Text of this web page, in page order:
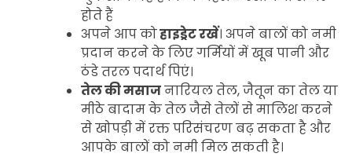
होते हैं
अपने आप कोहाइड्रेट रखें। अपने बालों को नमी
प्रदान करने के लिए गर्मियों में खूब पानी और
ठंडे तरल पदार्थ पिएं।
तेल की मसाजनारियल तेल, जैतून का तेल या
मीठे बादाम के तेल जैसे तेलों से मालिश करने
से खोपड़ी में रक्त परिसंचरण बढ़ सकता है और
आपके बालों को नमी मिल सकती है।